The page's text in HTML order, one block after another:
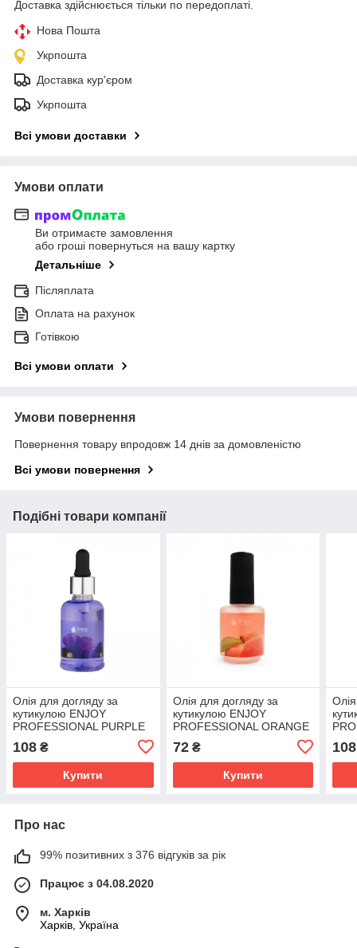
Доставка здійснюється тільки по передоплаті.
Нова Пошта
Укрпошта
Доставка кур'єром
Укрпошта
Всі умови доставки
Умови оплати
Ви отримаєте замовлення
або гроші повернуться на вашу картку
Детальніше
Післяплата
Оплата на рахунок
Готівкою
Всі умови оплати
Умови повернення
Повернення товару впродовж 14 днів за домовленістю
Всі умови повернення
Подібні товари компанії
Олія для догляду за
кутикулою ENJOY
PROFESSIONAL PURPLE
CUTICLE OIL з піпеткою,
КВІТИ, 50 МЛ
108 ₴
Купити
Олія для догляду за
кутикулою ENJOY
PROFESSIONAL ORANGE
CUTICLE OIL, ПЕРСИК, 15
МЛ
72₴
Купити
108
Про нас
99% позитивних з 376 відгуків за рік
Працює з 04.08.2020
м. Харків
Харків, Україна